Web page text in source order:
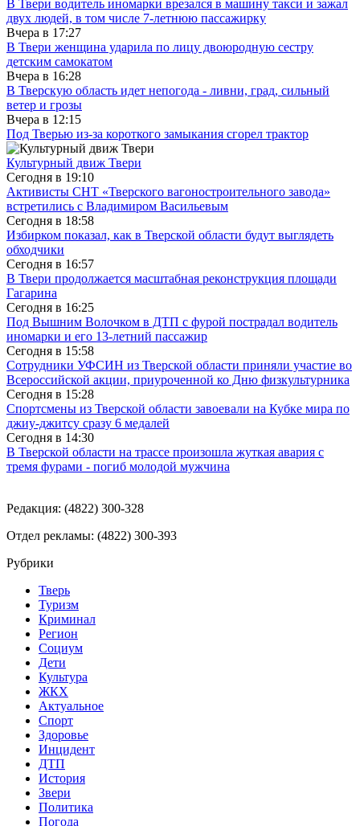
В Твери водитель иномарки врезался в машину такси и зажал
двух людей, в том числе 7-летнюю пассажирку
Вчера в 17:27
В Твери женщина ударила по лицу двоюродную сестру
детским самокатом
Вчера в 16:28
В Тверскую область идет непогода - ливни, град, сильный
ветер и грозы
Вчера в 12:15
Под Тверью из-за короткого замыкания сгорел трактор
Культурный движ Твери
Сегодня в 19:10
Активисты СНТ «Тверского вагоностроительного завода»
встретились с Владимиром Васильевым
Сегодня в 18:58
Избирком показал, как в Тверской области будут выглядеть
обходчики
Сегодня в 16:57
В Твери продолжается масштабная реконструкция площади
Гагарина
Сегодня в 16:25
Под Вышним Волочком в ДТП с фурой пострадал водитель
иномарки и его 13-летний пассажир
Сегодня в 15:58
Сотрудники УФСИН из Тверской области приняли участие во
Всероссийской акции, приуроченной ко Дню физкультурника
Сегодня в 15:28
Спортсмены из Тверской области завоевали на Кубке мира по
джиу-джитсу сразу 6 медалей
Сегодня в 14:30
В Тверской области на трассе произошла жуткая авария с
тремя фурами - погиб молодой мужчина
Редакция: (4822) 300-328
Отдел рекламы: (4822) 300-393
Рубрики
Тверь
Туризм
Криминал
Регион
Социум
Дети
Культура
ЖКХ
Актуальное
Спорт
Здоровье
Инцидент
ДТП
История
Звери
Политика
Погода